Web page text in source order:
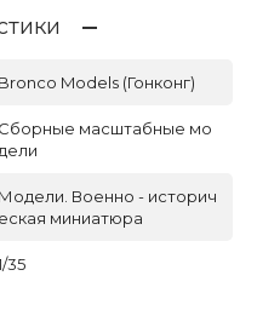
Bronco Models (Гонконг)
Сборные масштабные мо
дели
Модели. Военно - историч
еская миниатюра
35